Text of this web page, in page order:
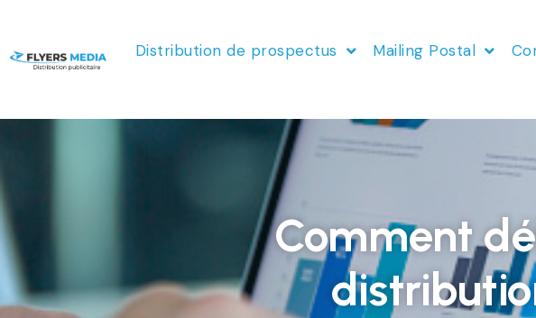
Distribution de prospectus Mailing Postal
Comment